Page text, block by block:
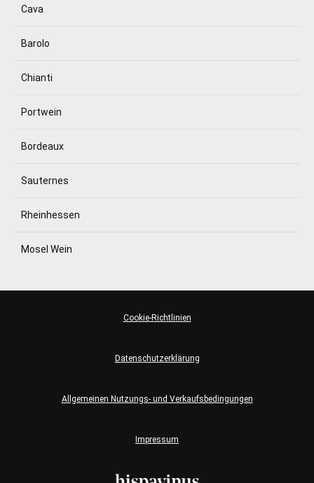
Cava
Barolo
Chianti
Portwein
Bordeaux
Sauternes
Rheinhessen
Mosel Wein
Impressum
Allgemeinen Nutzungs- und Verkaufsbedingungen
Datenschutzerklärung
Cookie-Richtlinien